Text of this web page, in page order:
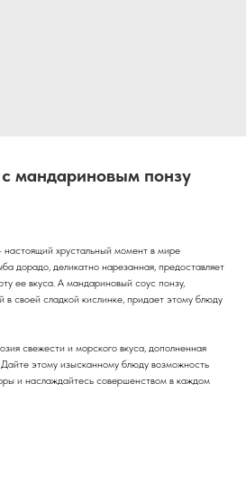
мандариновым понзу
хрустальный момент в мире
дорадо, деликатно нарезанная, предоставляет
ее вкуса. А мандариновый соус понзу,
в своей сладкой кислинке, придает этому блюду
свежести и морского вкуса, дополненная
этому изысканному блюду возможность
и наслаждайтесь совершенством в каждом